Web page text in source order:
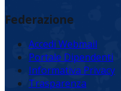
Federazione
Accedi Webmail
Portale Dipendenti
Informativa Privacy
Trasparenza